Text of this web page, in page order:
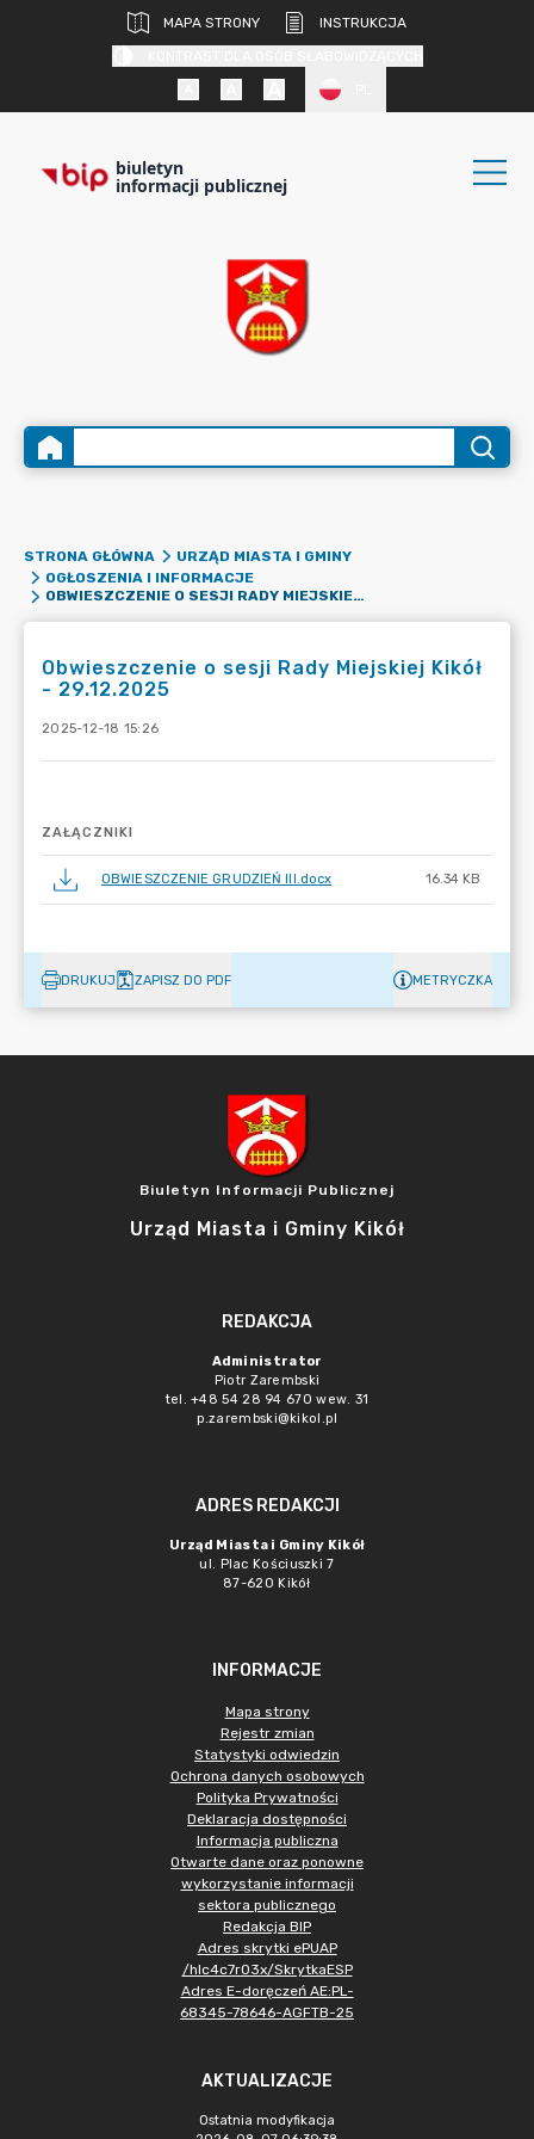
MAPA STRONY
INSTRUKCJA
biuletyn
informacji publicznej
STRONA GŁÓWNA
URZĄD MIASTA I GMINY
OGŁOSZENIA I INFORMACJE
OBWIESZCZENIE O SESJI RADY MIEJSKIEJ KIKÓŁ - 29.12.2025
Obwieszczenie o sesji Rady Miejskiej Kikół
- 29.12.2025
2025-12-18 15:26
ZAŁĄCZNIKI
OBWIESZCZENIE GRUDZIEŃ III.docx 16.34 KB
DRUKUJ ZAPISZ DO PDF METRYCZKA
Biuletyn Informacji Publicznej
Urząd Miasta i Gminy Kikół
REDAKCJA
Administrator
Piotr Zarembski
tel. +48 54 28 94 670 wew. 31
p.zarembski@kikol.pl
ADRES REDAKCJI
Urząd Miasta i Gminy Kikół
ul. Plac Kościuszki 7
87-620 Kikół
INFORMACJE
Mapa strony
Rejestr zmian
Statystyki odwiedzin
Ochrona danych osobowych
Polityka Prywatności
Deklaracja dostępności
Informacja publiczna
Otwarte dane oraz ponowne
wykorzystanie informacji
sektora publicznego
Redakcja BIP
Adres skrytki ePUAP
/hlc4c7r03x/SkrytkaESP
Adres E-doręczeń AE:PL-
68345-78646-AGFTB-25
AKTUALIZACJE
Ostatnia modyfikacja